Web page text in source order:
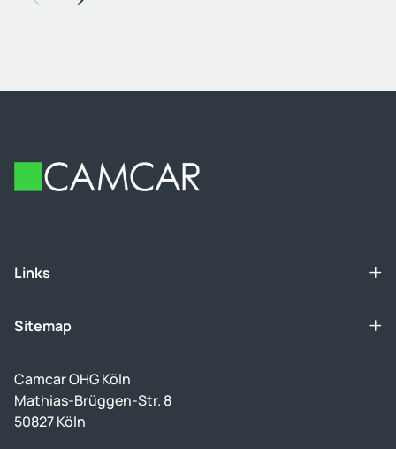
Footer
Links
Sitemap
Camcar OHG Köln
Mathias-Brüggen-Str. 8
50827 Köln